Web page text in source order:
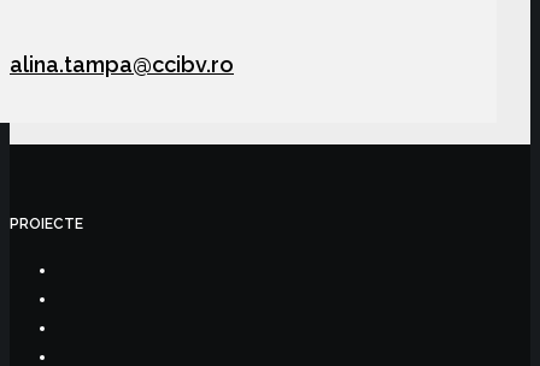
alina.tampa@ccibv.ro
PROIECTE